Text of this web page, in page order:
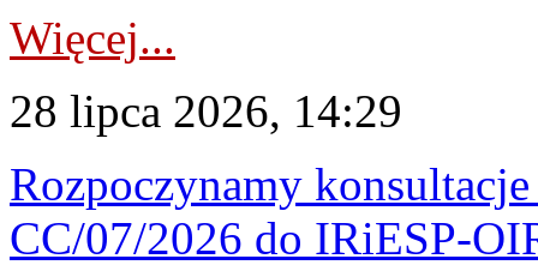
Więcej...
28 lipca 2026, 14:29
Rozpoczynamy
CC/07/2026 do IRiESP-